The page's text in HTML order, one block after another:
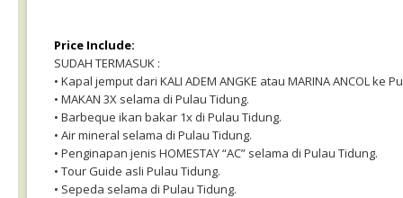
Price Include:
SUDAH TERMASUK :
• Kapal jemput dari KALI ADEM ANGKE atau MARINA ANCOL ke
• MAKAN 3X selama di Pulau Tidung.
• Barbeque ikan bakar 1x di Pulau Tidung.
• Air mineral selama di Pulau Tidung.
• Penginapan jenis HOMESTAY “AC” selama di Pulau Tidung.
• Tour Guide asli Pulau Tidung.
• Sepeda selama di Pulau Tidung.